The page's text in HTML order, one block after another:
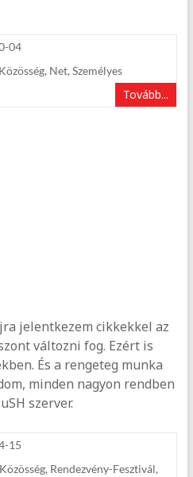
04
Közösség, Net, Személyes
Tovább...
jelentkezem cikkekkel az
változni fog. Ezért is
És a rengeteg munka
minden nagyon rendben
szerver.
15
Közösség, Rendezvény-Fesztivál,